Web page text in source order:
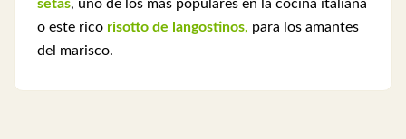
setas, uno de los más populares en la cocina italiana
o este rico risotto de langostinos, para los amantes
del marisco.